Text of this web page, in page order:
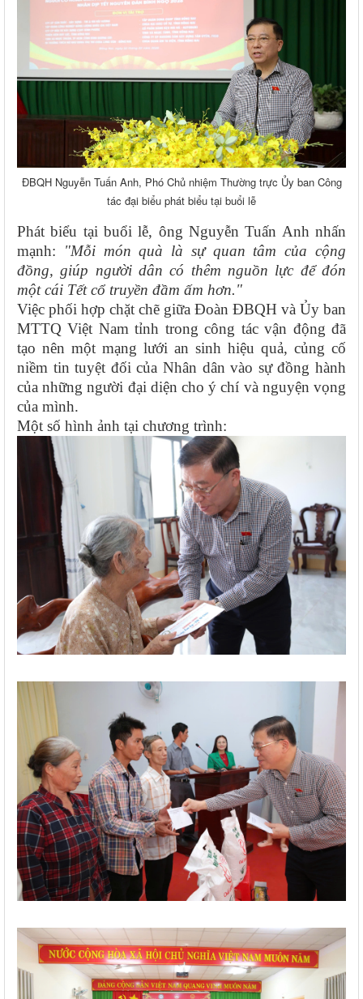
ĐBQH Nguyễn Tuấn Anh, Phó Chủ nhiệm Thường trực Ủy ban Công
tác đại biểu phát biểu tại buổi lễ
Phát biểu tại buổi lễ, ông Nguyễn Tuấn Anh nhấn
mạnh:
"Mỗi món quà là sự quan tâm của cộng
đồng, giúp người dân có thêm nguồn lực để đón
một cái Tết cổ truyền đầm ấm hơn."
Việc phối hợp chặt chẽ giữa Đoàn ĐBQH và Ủy ban
MTTQ Việt Nam tỉnh trong công tác vận động đã
tạo nên một mạng lưới an sinh hiệu quả, củng cố
niềm tin tuyệt đối của Nhân dân vào sự đồng hành
của những người đại diện cho ý chí và nguyện vọng
của mình.
Một số hình ảnh tại chương trình: